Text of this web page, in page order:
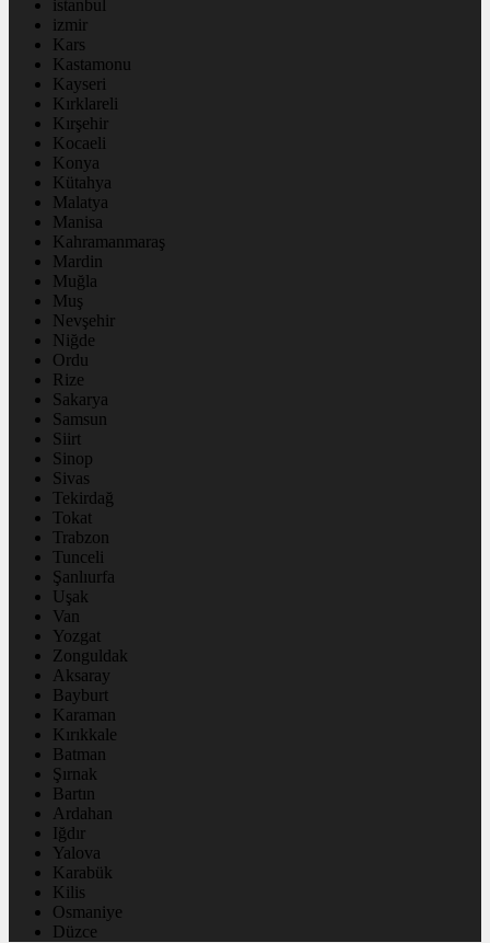
istanbul
izmir
Kars
Kastamonu
Kayseri
Kırklareli
Kırşehir
Kocaeli
Konya
Kütahya
Malatya
Manisa
Kahramanmaraş
Mardin
Muğla
Muş
Nevşehir
Niğde
Ordu
Rize
Sakarya
Samsun
Siirt
Sinop
Sivas
Tekirdağ
Tokat
Trabzon
Tunceli
Şanlıurfa
Uşak
Van
Yozgat
Zonguldak
Aksaray
Bayburt
Karaman
Kırıkkale
Batman
Şırnak
Bartın
Ardahan
Iğdır
Yalova
Karabük
Kilis
Osmaniye
Düzce